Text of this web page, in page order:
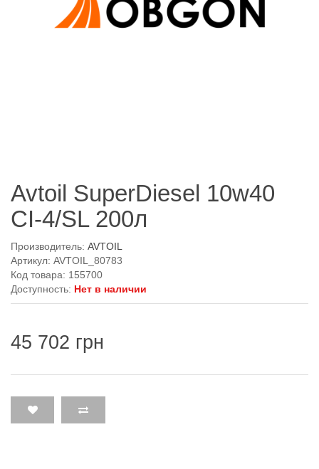
Avtoil SuperDiesel 10w40
CI-4/SL 200л
Производитель: AVTOIL
Артикул: AVTOIL_80783
Код товара: 155700
Доступность: Нет в наличии
45 702 грн